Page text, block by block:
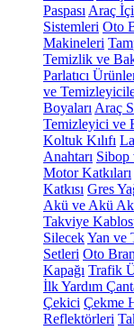
Paspası Araç
Sistemleri Oto
Makineleri
Temizlik ve
Parlatıcı
ve
Boyaları Araç
Temizleyici ve
Koltuk Kılıfı
Anahtarı Sibop
Motor Katkıları
Katkısı Gres
Akü ve Akü
Takviye
SilecekYan ve
Setleri Oto
Kapağı Trafik
İlk Yardım
Çekici Çekme
Reflektörleri